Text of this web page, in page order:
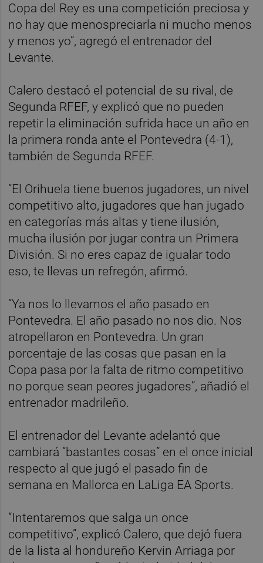
Copa del Rey es una competición preciosa y
no hay que menospreciarla ni mucho menos
y menos yo”, agregó el entrenador del
Levante.
Calero destacó el potencial de su rival, de
Segunda RFEF, y explicó que no pueden
repetir la eliminación sufrida hace un año en
la primera ronda ante el Pontevedra (4-1),
también de Segunda RFEF.
“El Orihuela tiene buenos jugadores, un nivel
competitivo alto, jugadores que han jugado
en categorías más altas y tiene ilusión,
mucha ilusión por jugar contra un Primera
División. Si no eres capaz de igualar todo
eso, te llevas un refregón, afirmó.
“Ya nos lo llevamos el año pasado en
Pontevedra. El año pasado no nos dio. Nos
atropellaron en Pontevedra. Un gran
porcentaje de las cosas que pasan en la
Copa pasa por la falta de ritmo competitivo
no porque sean peores jugadores”, añadió el
entrenador madrileño.
El entrenador del Levante adelantó que
cambiará “bastantes cosas” en el once inicial
respecto al que jugó el pasado fin de
semana en Mallorca en LaLiga EA Sports.
“Intentaremos que salga un once
competitivo”, explicó Calero, que dejó fuera
de la lista al hondureño Kervin Arriaga por